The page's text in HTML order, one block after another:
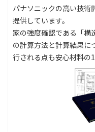
パナソニックの高い技術
提供しています。
家の強度確認である「構
の計算方法と計算結果に
行される点も安心材料の1